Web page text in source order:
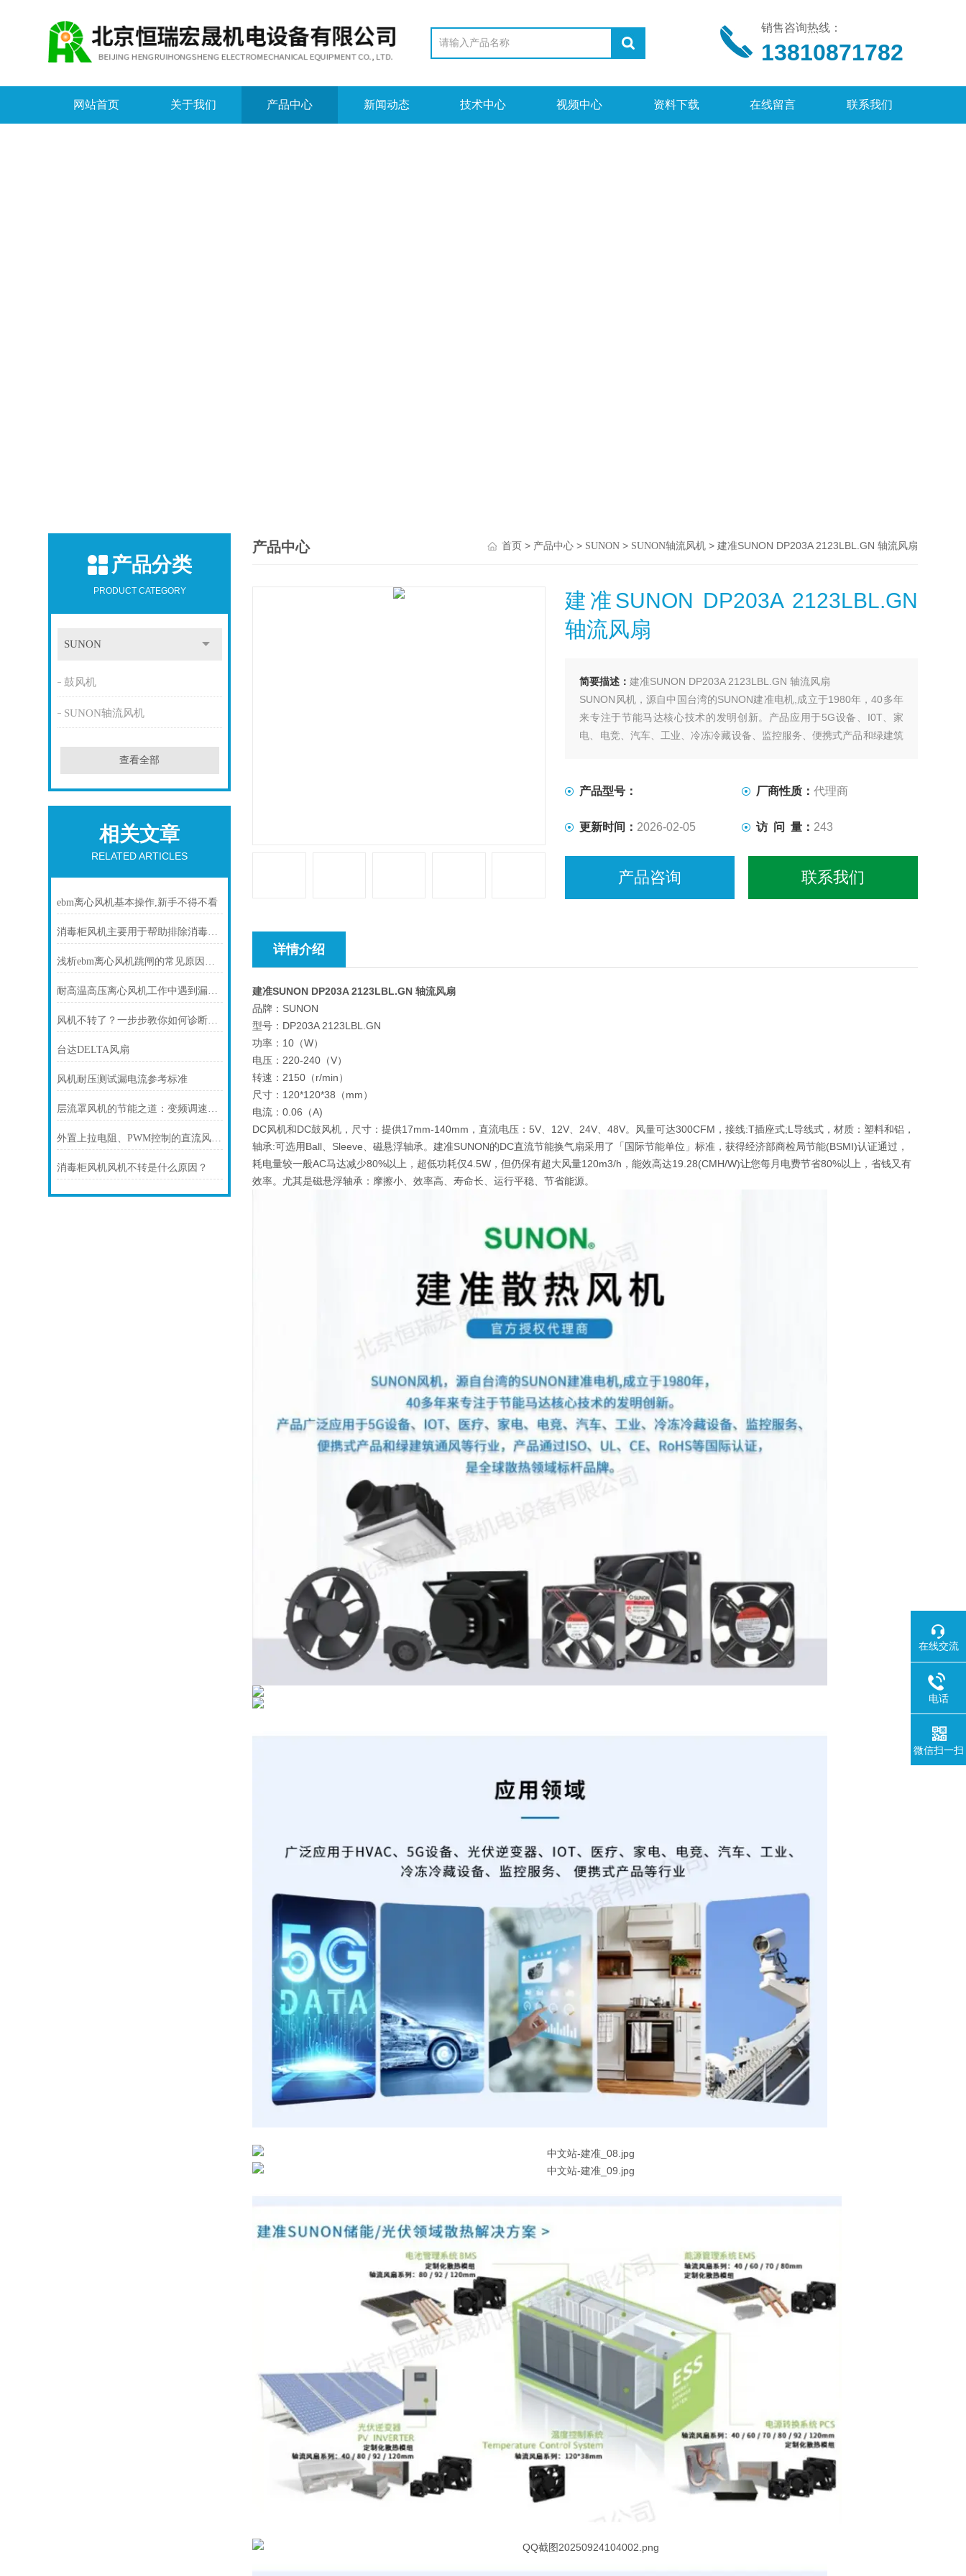
销售咨询热线：
13810871782
网站首页 关于我们 产品中心 新闻动态 技术中心 视频中心 资料下载 在线留言 联系我们
产品分类
PRODUCT CATEGORY
SUNON
鼓风机
SUNON轴流风机
查看全部
相关文章
RELATED ARTICLES
ebm离心风机基本操作,新手不得不看
消毒柜风机主要用于帮助排除消毒柜内的湿气和异味
浅析ebm离心风机跳闸的常见原因及处理方法
耐高温高压离心风机工作中遇到漏油的情况时，应该怎么办?
风机不转了？一步步教你如何诊断故障
台达DELTA风扇
风机耐压测试漏电流参考标准
层流罩风机的节能之道：变频调速技术解析
外置上拉电阻、PWM控制的直流风机接线方式
消毒柜风机风机不转是什么原因？
产品中心 首页> 产品中心> SUNON> SUNON轴流风机> 建准SUNON DP203A 2123LBL.GN 轴流风扇
建准SUNON DP203A 2123LBL.GN
轴流风扇
简要描述：建准SUNON DP203A 2123LBL.GN 轴流风扇
SUNON风机，源自中国台湾的SUNON建准电机,成立于1980年，40多年
来专注于节能马达核心技术的发明创新。产品应用于5G设备、I0T、家
电、电竞、汽车、工业、冷冻冷藏设备、监控服务、便携式产品和绿建筑
产品型号： 厂商性质： 代理商
更新时间： 2026-02-05 访 问 量： 243
产品咨询 联系我们
详情介绍
建准SUNON DP203A 2123LBL.GN 轴流风扇
品牌：SUNON
型号：DP203A 2123LBL.GN
功率：10（W）
电压：220-240（V）
转速：2150（r/min）
尺寸：120*120*38（mm）
电流：0.06（A)
DC风机和DC鼓风机，尺寸：提供17mm-140mm，直流电压：5V、12V、24V、48V。风量可达300CFM，接线:T插座式;L导线式，材质：塑料和铝，
轴承:可选用Ball、Sleeve、磁悬浮轴承。建准SUNON的DC直流节能换气扇采用了「国际节能单位」标准，获得经济部商检局节能(BSMI)认证通过，
耗电量较一般AC马达减少80%以上，超低功耗仅4.5W，但仍保有超大风量120m3/h，能效高达19.28(CMH/W)让您每月电费节省80%以上，省钱又有
效率。尤其是磁悬浮轴承：摩擦小、效率高、寿命长、运行平稳、节省能源。
在线交流
电话
微信扫一扫